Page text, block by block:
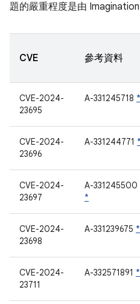
題的嚴重程度是由
CVE 參考資料
CVE-2024-
23695
A-331245718 *
CVE-2024-
23696
A-331244771 *
CVE-2024-
23697
A-331245500
*
CVE-2024-
23698
A-331239675 *
CVE-2024-
23711
A-332571891 *